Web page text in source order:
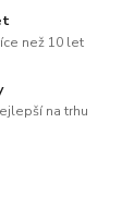
než 10 let
na trhu